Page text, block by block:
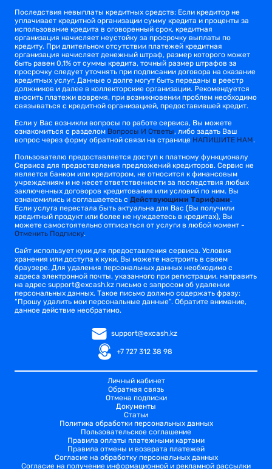
Последствия невыплаты кредитных средств: Если кредитор не
уплачивает кредитной организации сумму кредита и проценты за
использование кредита в оговоренный срок, кредитная
организация начисляет неустойку за просрочку выплаты по
кредиту. При длительном отсутствии платежей кредитная
организация начисляет денежный штраф, размер которого может
быть равен 0,1% от суммы кредита, точный размер штрафов за
просрочку следует уточнять при подписании договора на оказание
кредитных услуг. Данные о долге могут быть переданы в реестр
должников и далее в коллекторские организации. Рекомендуется
вносить платежи вовремя, при возникновении проблем необходимо
связываться с кредитной организацией, предоставившей кредит.
Если у Вас возникли вопросы по работе сервиса, Вы можете
ознакомиться с разделом Вопросы И Ответы, либо задать Ваш
вопрос через форму обратной связи на странице НАПИШИТЕ НАМ.
Пользователю предоставляется доступ к платному функционалу
Сервиса для предоставления предложений кредиторов. Сервис не
является банком или кредитором, не относится к финансовым
учреждениям и не несет ответственности за последствия любых
заключенных договоров кредитования или условий по ним. Вы
ознакомились и соглашаетесь с Действующими Тарифами.
Если услуга перестала быть актуальна для Вас (Вы получили
кредитный продукт или более не нуждаетесь в кредитах), Вы
можете самостоятельно отписаться от услуги в любой момент -
Отменить Подписку.
Сайт использует куки для предоставления сервиса. Условия
хранения или доступа к куки, Вы можете настроить в своем
браузере. Для удаления персональных данных необходимо с
адреса электронной почты, указанного при регистрации, направить
на адрес support@excash.kz письмо с запросом об удалении
персональных данных. Такое письмо должно содержать фразу:
“Прошу удалить мои персональные данные”. Обратите внимание,
данное действие необратимо.
support@excash.kz
+7 727 312 38 98
Личный кабинет
Обратная связь
Отмена подписки
Документы
Статьи
Политика обработки персональных данных
Пользовательское соглашение
Правила оплаты платежными картами
Правила отмены и возврата платежей
Согласие на обработку персональных данных
Согласие на получение информационной и рекламной рассылки